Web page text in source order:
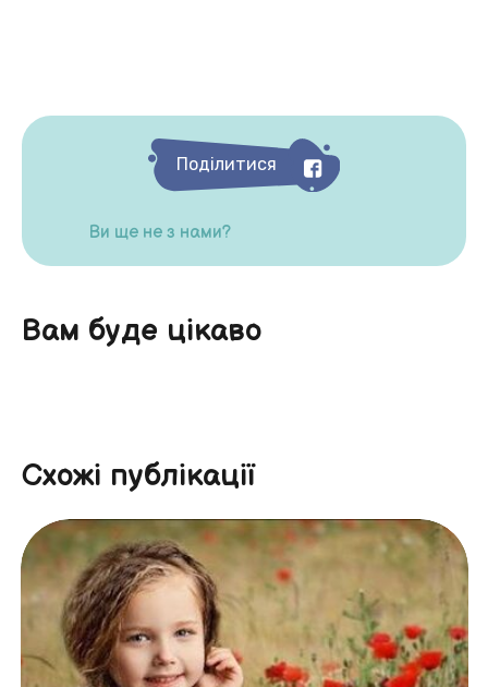
Поділитися
Ви ще не з нами?
Вам буде цікаво
Схожі публікації